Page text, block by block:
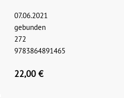
07.06.2021
gebunden
272
9783864891465
22,00 €